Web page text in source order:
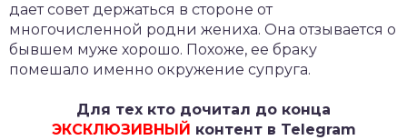
дает совет держаться в стороне от
многочисленной родни жениха. Она отзывается о
бывшем муже хорошо. Похоже, ее браку
помешало именно окружение супруга.
Для тех кто дочитал до конца
ЭКСКЛЮЗИВНЫЙ контент в Telegram